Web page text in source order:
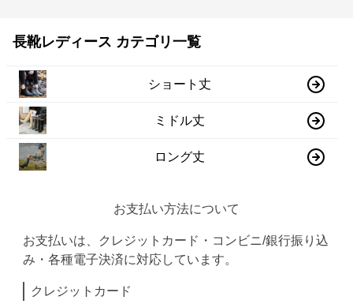
長靴レディース カテゴリ一覧
ショート丈
ミドル丈
ロング丈
お支払い方法について
お支払いは、クレジットカード・コンビニ/銀行振り込
み・各種電子決済に対応しています。
クレジットカード